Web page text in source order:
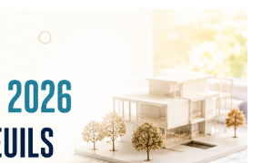
Collège au Maroc
التعليم الثانوي الإعدادي
Post-Bac
+ de 78 Sujets